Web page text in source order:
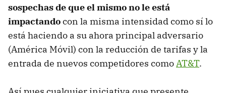
sospechas de que el mismo no le está
impactandocon la misma intensidad como sí lo
está haciendo a su ahora principal adversario
(América Móvil) con la reducción de tarifas y la
entrada de nuevos competidores comoAT&T.